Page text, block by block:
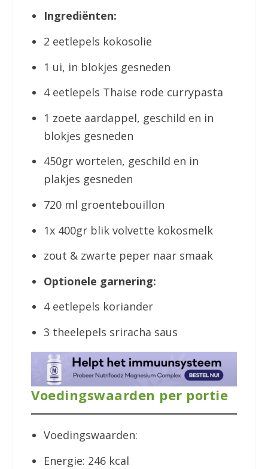
Ingrediënten:
2 eetlepels kokosolie
1 ui, in blokjes gesneden
4 eetlepels Thaise rode currypasta
1 zoete aardappel, geschild en in
blokjes gesneden
450gr wortelen, geschild en in
plakjes gesneden
720 ml groentebouillon
1x 400gr blik volvette kokosmelk
zout & zwarte peper naar smaak
Optionele garnering:
4 eetlepels koriander
3 theelepels sriracha saus
Voedingswaarden per portie
Voedingswaarden:
Energie: 246 kcal